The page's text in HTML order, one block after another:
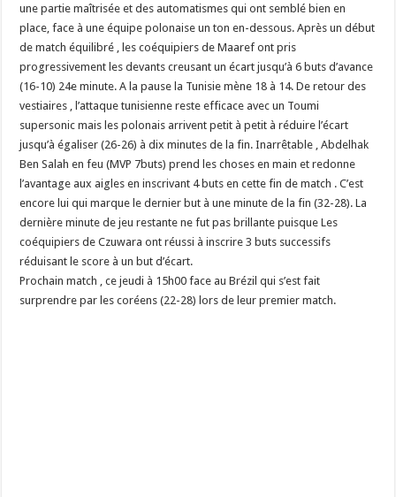
une partie maîtrisée et des automatismes qui ont semblé bien en
place, face à une équipe polonaise un ton en-dessous. Après un début
de match équilibré , les coéquipiers de Maaref ont pris
progressivement les devants creusant un écart jusqu’à 6 buts d’avance
(16-10) 24e minute. A la pause la Tunisie mène 18 à 14. De retour des
vestiaires , l’attaque tunisienne reste efficace avec un Toumi
supersonic mais les polonais arrivent petit à petit à réduire l’écart
jusqu’à égaliser (26-26) à dix minutes de la fin. Inarrêtable , Abdelhak
Ben Salah en feu (MVP 7buts) prend les choses en main et redonne
l’avantage aux aigles en inscrivant 4 buts en cette fin de match . C’est
encore lui qui marque le dernier but à une minute de la fin (32-28). La
dernière minute de jeu restante ne fut pas brillante puisque Les
coéquipiers de Czuwara ont réussi à inscrire 3 buts successifs
réduisant le score à un but d’écart.
Prochain match , ce jeudi à 15h00 face au Brézil qui s’est fait
surprendre par les coréens (22-28) lors de leur premier match.